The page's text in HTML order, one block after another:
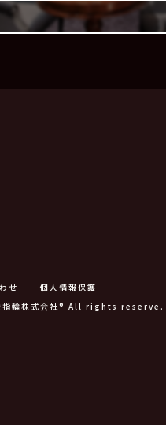
せ
個人情報保護
輪株式会社® All rights reserve.